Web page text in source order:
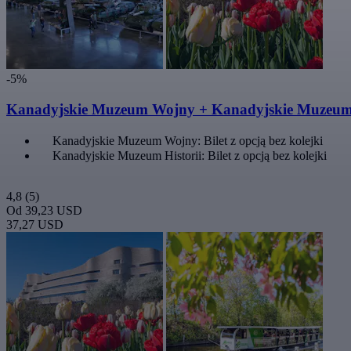
-5%
Kanadyjskie Muzeum Wojny + Kanadyjskie
Kanadyjskie Muzeum Wojny: Bilet z opcją bez kolejki
Kanadyjskie Muzeum Historii: Bilet z opcją bez kolejki
4,8 (5)
Od 39,23 USD
37,27 USD